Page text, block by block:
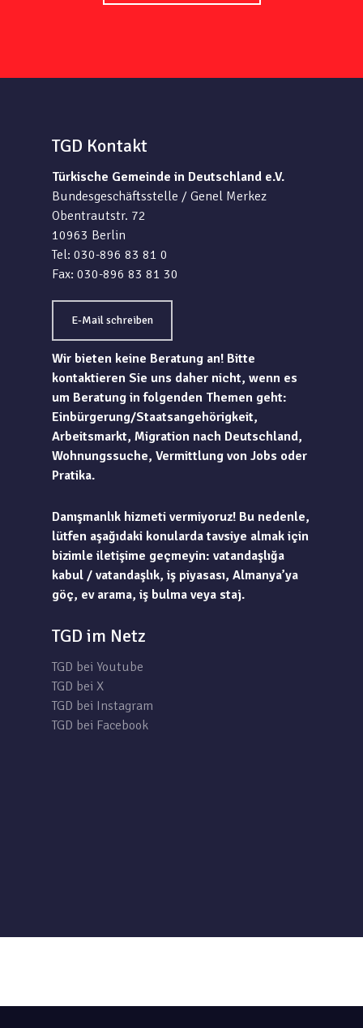
TGD Kontakt
Türkische Gemeinde in Deutschland e.V.
Bundesgeschäftsstelle / Genel Merkez
Obentrautstr. 72
10963 Berlin
Tel: 030-896 83 81 0
Fax: 030-896 83 81 30
E-Mail schreiben
Wir bieten keine Beratung an! Bitte
kontaktieren Sie uns daher nicht, wenn es
um Beratung in folgenden Themen geht:
Einbürgerung/Staatsangehörigkeit,
Arbeitsmarkt, Migration nach Deutschland,
Wohnungssuche, Vermittlung von Jobs oder
Pratika.
Danışmanlık hizmeti vermiyoruz! Bu nedenle,
lütfen aşağıdaki konularda tavsiye almak için
bizimle iletişime geçmeyin: vatandaşlığa
kabul / vatandaşlık, iş piyasası, Almanya’ya
göç, ev arama, iş bulma veya staj.
TGD im Netz
TGD bei Youtube
TGD bei X
TGD bei Instagram
TGD bei Facebook